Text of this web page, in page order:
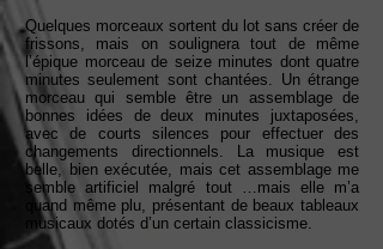
Quelques morceaux sortent du lot sans créer de
frissons, mais on soulignera tout de même
l’épique morceau de seize minutes dont quatre
minutes seulement sont chantées. Un étrange
morceau qui semble être un assemblage de
bonnes idées de deux minutes juxtaposées,
avec de courts silences pour effectuer des
changements directionnels. La musique est
belle, bien exécutée, mais cet assemblage me
semble artificiel malgré tout …mais elle m’a
quand même plu, présentant de beaux tableaux
musicaux dotés d’un certain classicisme.